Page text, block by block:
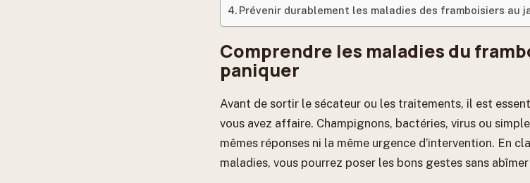
Prévenir durablement les maladies des framboisiers au
Comprendre les maladies du
paniquer
Avant de sortir le sécateur ou les traitements, il est
vous avez affaire. Champignons, bactéries, virus ou
mêmes réponses ni la même urgence d’intervention. En
maladies, vous pourrez poser les bons gestes sans